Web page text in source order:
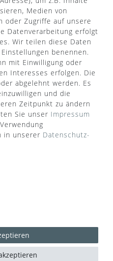
garantiert Ihnen
größtmöglichen
Garantie bei Nicht-
Medien von
oder Zugriffe auf unsere
Datenverarbeitung erfolgt
Wir teilen diese Daten
benennen.
mit Einwilligung oder
Interesses erfolgen. Die
abgelehnt werden. Es
und die
Zeitpunkt zu ändern
Sie unser Impressum
in unserer Daten­schutz­